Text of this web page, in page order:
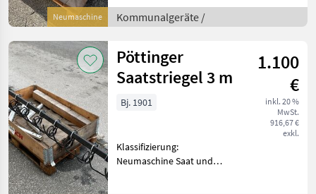
Neumaschine
Kommunalgeräte Sonstige
Kommunalgeräte
Kommunalgeräte /
Pöttinger
Saatstriegel 3 m
1.100
€
inkl. 20 %
MwSt.
916,67 €
exkl.
Bj. 1901
Klassifizierung:
Neumaschine Saat und